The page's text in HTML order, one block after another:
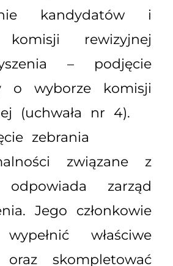
kandydatów i
rewizyjnej
– podjęcie
o wyborze komisji
(uchwała nr 4).
zebrania
związane z
odpowiada zarząd
Jego członkowie
właściwe
oraz skompletować